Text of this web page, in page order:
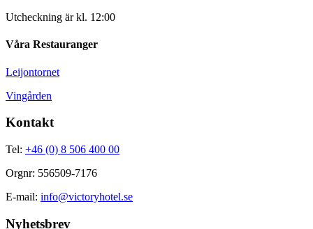
Utcheckning är kl. 12:00
Våra Restauranger
Leijontornet
Vingården
Kontakt
Tel: +46 (0) 8 506 400 00
Orgnr: 556509-7176
E-mail: info@victoryhotel.se
Nyhetsbrev